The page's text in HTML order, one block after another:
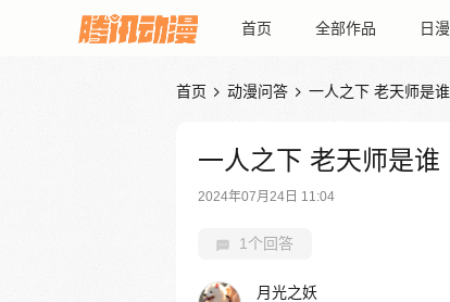
首页 全部作品 日漫
首页  动漫问答  一人之下 老天师是谁
一人之下 老天师是谁
2024年07月24日 11:04
1个回答
月光之妖